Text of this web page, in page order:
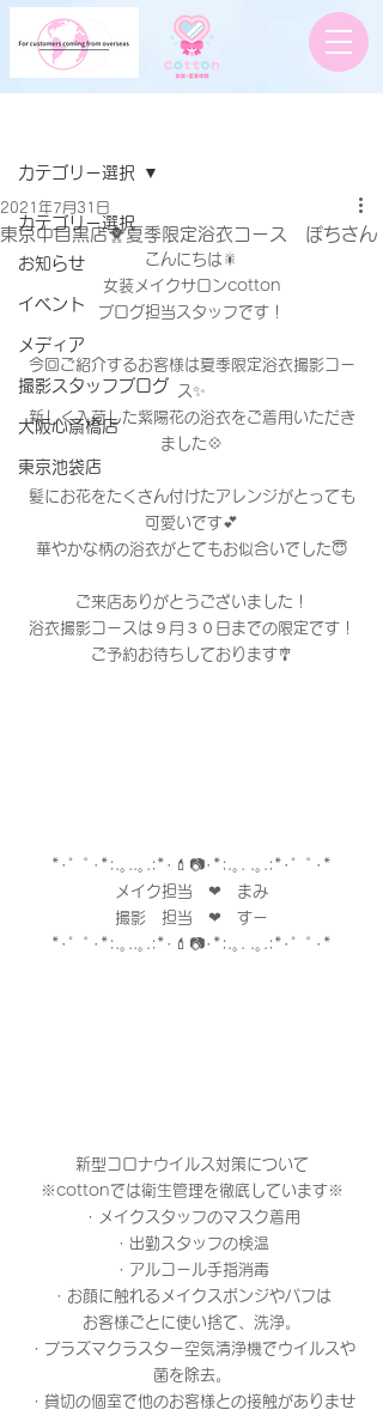
カテゴリー選択
お知らせ
イベント
メディア
撮影スタッフブログ
大阪心斎橋店
東京池袋店
カテゴリー選択
東京中目黒店🐥夏季限定浴衣コース ぽちさん
2021年7月31日
こんにちは🎇
女装メイクサロンcotton
ブログ担当スタッフです！
今回ご紹介するお客様は夏季限定浴衣撮影コー
ス✨
新しく入荷した紫陽花の浴衣をご着用いただき
ました💠
髪にお花をたくさん付けたアレンジがとっても
可愛いです💕
華やかな柄の浴衣がとてもお似合いでした😇
ご来店ありがとうございました！
浴衣撮影コースは９月３０日までの限定です！
ご予約お待ちしております🎐
*･゜ﾟ･*:.｡..｡.:*･💄📷･*:.｡. .｡.:*･゜ﾟ･*
メイク担当　❤︎　まみ
撮影　担当　❤︎　すー
*･゜ﾟ･*:.｡..｡.:*･💄📷･*:.｡. .｡.:*･゜ﾟ･*
新型コロナウイルス対策について
※cottonでは衛生管理を徹底しています※
・メイクスタッフのマスク着用
・出勤スタッフの検温
・アルコール手指消毒
・お顔に触れるメイクスポンジやパフは
お客様ごとに使い捨て、洗浄。
・プラズマクラスター空気清浄機でウイルスや
菌を除去。
・貸切の個室で他のお客様との接触がありませ